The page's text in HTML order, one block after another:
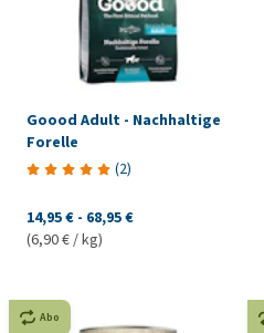
Goood Adult - Nachhaltige
Forelle
(2)
14,95 € - 68,95 €
(6,90 € / kg)
Abo